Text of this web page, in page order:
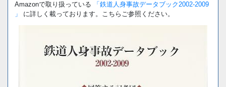
Amazonで取り扱っている
「鉄道人身事故データブック2002-2009
」
に詳しく載っております。こちらご参照ください。